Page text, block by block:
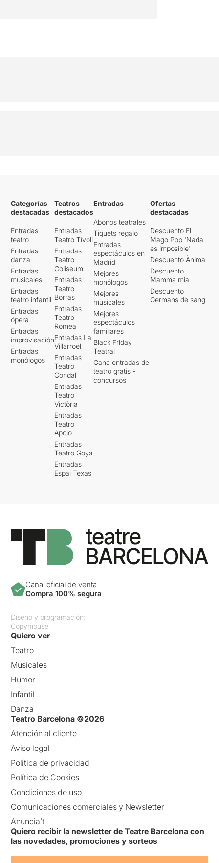
Categorías
destacadas
Entradas
teatro
Entradas
danza
Entradas
musicales
Entradas
teatro infantil
Entradas
ópera
Entradas
improvisación
Entradas
monólogos
Teatros
destacados
Entradas
Teatro Tívoli
Entradas
Teatro
Coliseum
Entradas
Teatro
Borrás
Entradas
Teatro
Romea
Entradas La
Villarroel
Entradas
Teatro
Condal
Entradas
Teatro
Victòria
Entradas
Teatro
Apolo
Entradas
Teatro Goya
Entradas
Espai Texas
Entradas
Abonos teatrales
Tiquets regalo
Entradas
espectáculos en
Madrid
Mejores
monólogos
Mejores
musicales
Mejores
espectáculos
familiares
Black Friday
Teatral
Gana entradas de
teatro gratis -
concursos
Ofertas
destacadas
Descuento El
Mago Pop 'Nada
es imposible'
Descuento Ànima
Descuento
Mamma mia
Descuento
Germans de sang
Canal oficial de venta
Compra 100% segura
Diseño y programación:
Copymouse
Quiero ver
Teatro
Musicales
Humor
Infantil
Danza
Teatro Barcelona ©2026
Atención al cliente
Aviso legal
Política de privacidad
Política de Cookies
Condiciones de uso
Comunicaciones comerciales y Newsletter
Anuncia’t
Quiero recibir la newsletter de Teatre Barcelona con
las novedades, promociones y sorteos